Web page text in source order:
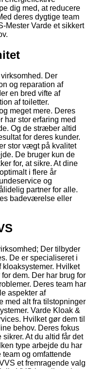
dig med, at reducere
deres dygtige team
Mester Varde et sikkert
Der
og reparation af
en bred vifte af
af toiletter.
meget mere. Deres
har stor erfaring med
Og de stræber altid
for deres kunder.
stor vægt på kvalitet
De bruger kun de
for, at sikre. At dine
i flere år
og
partner for alle.
badeværelse eller
Der tilbyder
De er specialiseret i
Hvilket
dem. Der har brug for
Deres team har
aspekter af
med alt fra tilstopninger
Varde Kloak &
Hvilket gør dem til
behov. Deres fokus
At du altid får det
type arbejde du har
team og omfattende
et fremragende valg